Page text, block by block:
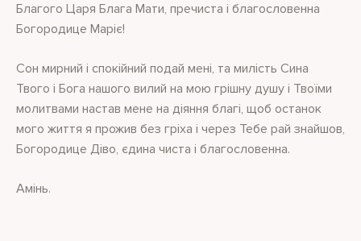
Благого Царя Блага Мати, пречиста і благословенна
Богородице Маріє!
Сон мирний і спокійний подай мені, та милість Сина
Твого і Бога нашого вилий на мою грішну душу і Твоїми
молитвами настав мене на діяння благі, щоб останок
мого життя я прожив без гріха і через Тебе рай знайшов,
Богородице Діво, єдина чиста і благословенна.
Амінь.